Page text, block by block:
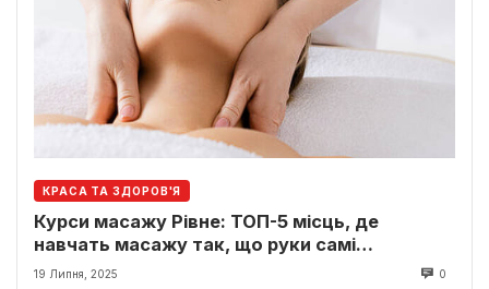
КРАСА ТА ЗДОРОВ'Я
Курси масажу Рівне: ТОП-5 місць, де
навчать масажу так, що руки самі
лікуватимуть
19 Липня, 2025 0